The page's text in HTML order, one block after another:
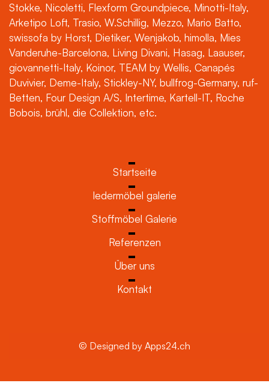
Stokke, Nicoletti, Flexform Groundpiece, Minotti-Italy,
Arketipo Loft, Trasio, W.Schillig, Mezzo, Mario Batto,
swissofa by Horst, Dietiker, Wenjakob, himolla, Mies
Vanderuhe-Barcelona, Living Divani, Hasag, Laauser,
giovannetti-Italy, Koinor, TEAM by Wellis, Canapés
Duvivier, Deme-Italy, Stickley-NY, bullfrog-Germany, ruf-
Betten, Four Design A/S, Intertime, Kartell-IT, Roche
Bobois, brühl, die Collektion, etc.
Startseite
ledermöbel galerie
Stoffmöbel Galerie
Referenzen
Über uns
Kontakt
© Designed by Apps24.ch